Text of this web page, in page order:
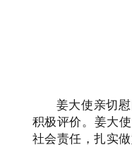
姜大使亲切
积极评价。姜大
社会责任，扎实